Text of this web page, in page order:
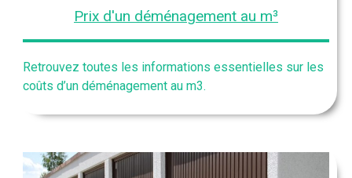
Prix d'un déménagement au m³
Retrouvez toutes les informations essentielles sur les
coûts d’un déménagement au m3.